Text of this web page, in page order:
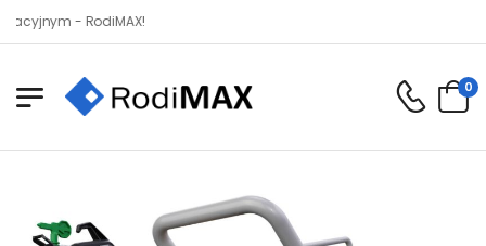
- RodiMAX!
0